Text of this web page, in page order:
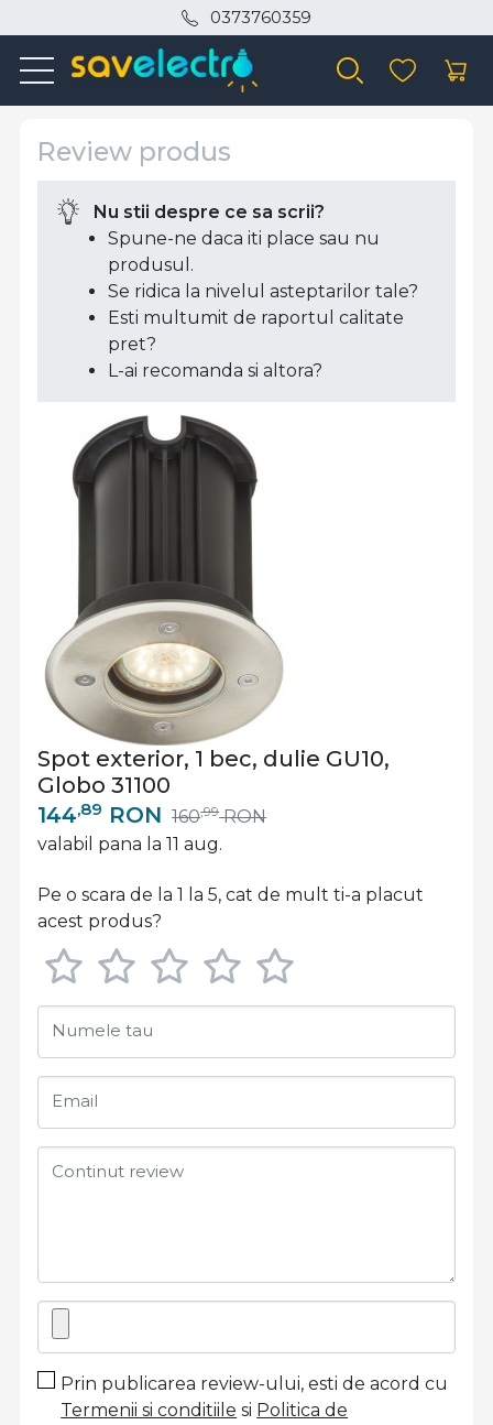
0373760359
Review produs
Spot exterior, 1 bec, dulie GU10,
Globo 31100
144,89 RON 160,99 RON
valabil pana la 11 aug.
Pe o scara de la 1 la 5, cat de mult ti-a placut
acest produs?
Numele tau
Email
Continut review
Prin publicarea review-ului, esti de acord cu
Termenii si conditiile si Politica de
Nu stii despre ce sa scrii?
Spune-ne daca iti place sau nu
produsul.
Se ridica la nivelul asteptarilor tale?
Esti multumit de raportul calitate
pret?
L-ai recomanda si altora?